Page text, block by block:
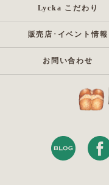
Lycka こだわり
販売店･イベント情報
お問い合わせ